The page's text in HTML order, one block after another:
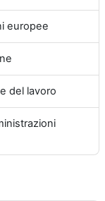
europee
del lavoro